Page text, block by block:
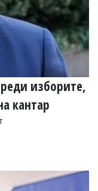
изборите,
кантар